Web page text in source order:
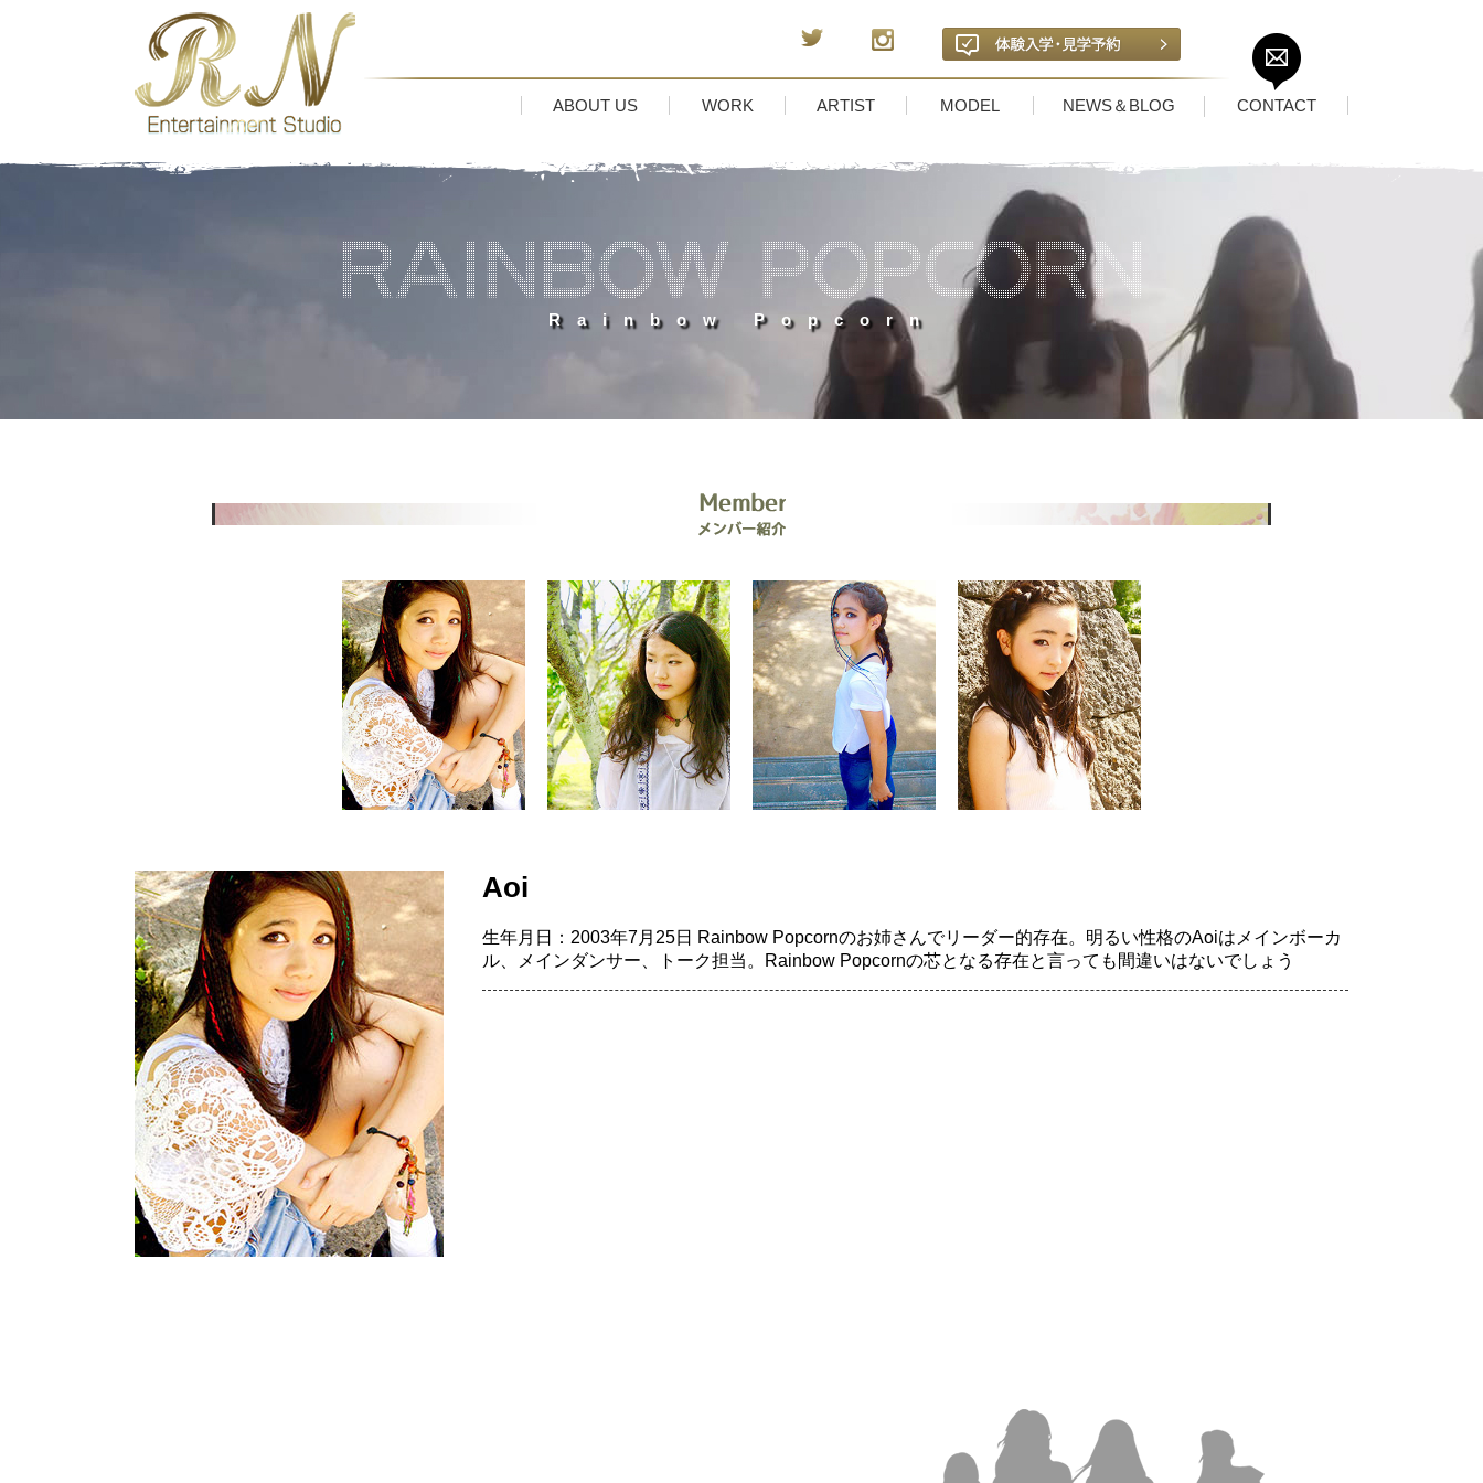
ABOUT US WORK ARTIST MODEL NEWS＆BLOG CONTACT
Rainbow Popcorn
Aoi
生年月日：2003年7月25日 Rainbow Popcornのお姉さんでリーダー的存在。明るい性格のAoiはメインボーカ
ル、メインダンサー、トーク担当。Rainbow Popcornの芯となる存在と言っても間違いはないでしょう